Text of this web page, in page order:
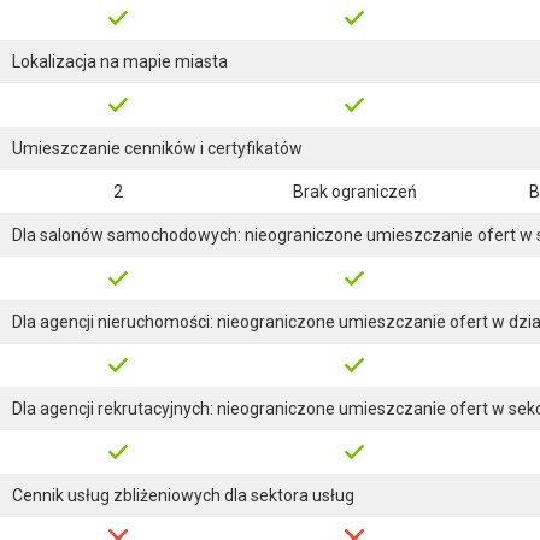
Lokalizacja na mapie miasta
Umieszczanie cenników i certyfikatów
2 Brak ograniczeń
Dla salonów samochodowych: nieograniczone umieszczanie ofert w
Dla agencji nieruchomości: nieograniczone umieszczanie ofert w
Dla agencji rekrutacyjnych: nieograniczone umieszczanie ofert w
Cennik usług zbliżeniowych dla sektora usług